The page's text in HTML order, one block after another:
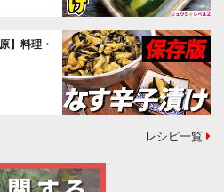
】料理・
レシピ一覧